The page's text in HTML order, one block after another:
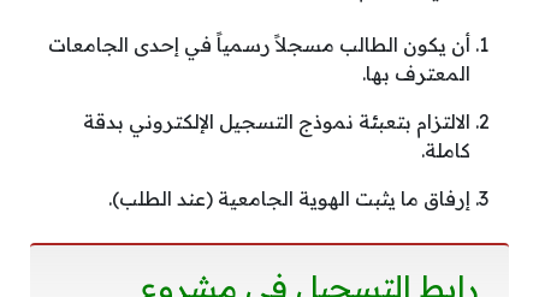
أن يكون الطالب مسجلاً رسمياً في إحدى الجامعات
المعترف بها.
الالتزام بتعبئة نموذج التسجيل الإلكتروني بدقة
كاملة.
إرفاق ما يثبت الهوية الجامعية (عند الطلب).
رابط التسجيل في مشروع